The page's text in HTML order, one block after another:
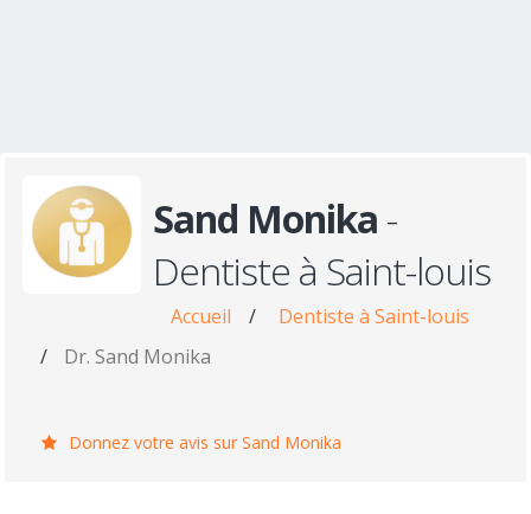
Sand Monika -
Dentiste à Saint-louis
Accueil /
Dentiste à Saint-louis
/
Dr. Sand Monika
Donnez votre avis sur Sand Monika